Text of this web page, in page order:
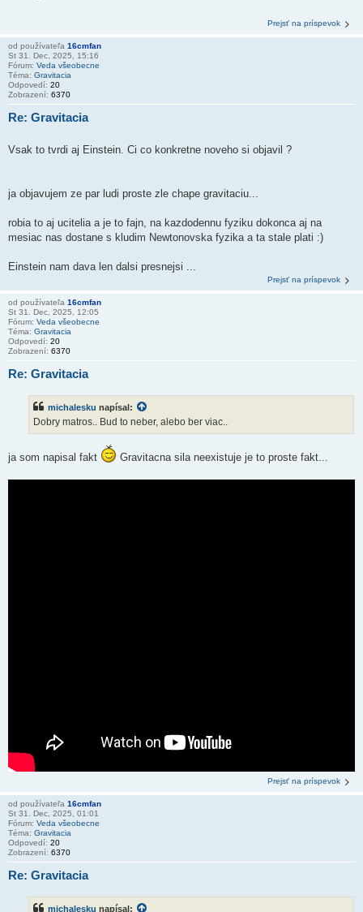
Prejsť na príspevok
od používateľa 16cmfan
St 31. Dec, 2025, 15:16
Fórum: Veda všeobecne
Téma: Gravitacia
Odpovedí: 20
Zobrazení: 6370
Re: Gravitacia
Vsak to tvrdi aj Einstein. Ci co konkretne noveho si objavil ?
ja objavujem ze par ludi proste zle chape gravitaciu...
robia to aj ucitelia a je to fajn, na kazdodennu fyziku dokonca aj na
mesiac nas dostane s kludim Newtonovska fyzika a ta stale plati :)
Einstein nam dava len dalsi presnejsi ...
Prejsť na príspevok
od používateľa 16cmfan
St 31. Dec, 2025, 12:05
Fórum: Veda všeobecne
Téma: Gravitacia
Odpovedí: 20
Zobrazení: 6370
Re: Gravitacia
michalesku napísal:
Dobry matros.. Bud to neber, alebo ber viac..
ja som napisal fakt Gravitacna sila neexistuje je to proste fakt...
Prejsť na príspevok
od používateľa 16cmfan
St 31. Dec, 2025, 01:01
Fórum: Veda všeobecne
Téma: Gravitacia
Odpovedí: 20
Zobrazení: 6370
Re: Gravitacia
michalesku napísal: